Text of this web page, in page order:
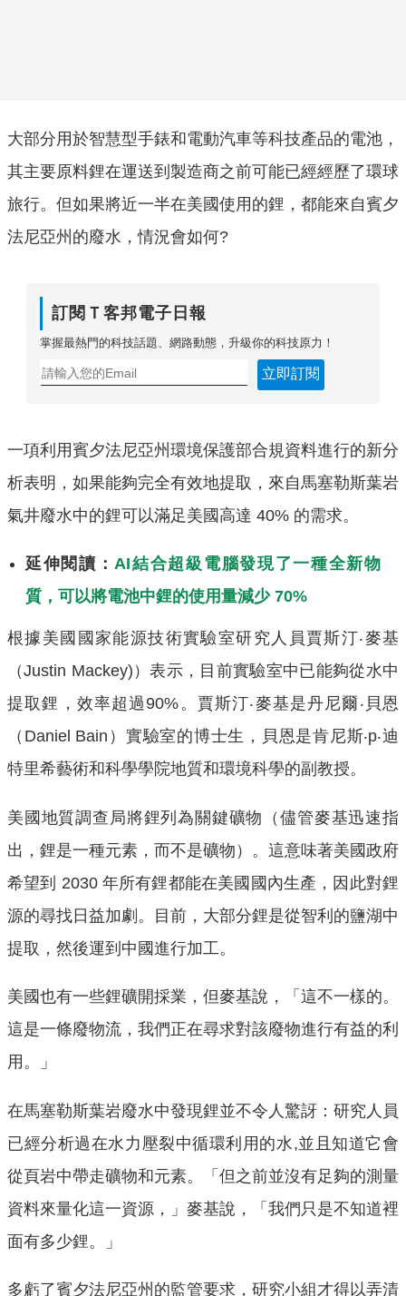
大部分用於智慧型手錶和電動汽車等科技產品的電池，
其主要原料鋰在運送到製造商之前可能已經經歷了環球
旅行。但如果將近一半在美國使用的鋰，都能來自賓夕
法尼亞州的廢水，情況會如何?
訂閱Ｔ客邦電子日報
掌握最熱門的科技話題、網路動態，升級你的科技原力！
立即訂閱
一項利用賓夕法尼亞州環境保護部合規資料進行的新分
析表明，如果能夠完全有效地提取，來自馬塞勒斯葉岩
氣井廢水中的鋰可以滿足美國高達 40% 的需求。
延伸閱讀：AI結合超級電腦發現了一種全新物
質，可以將電池中鋰的使用量減少 70%
根據美國國家能源技術實驗室研究人員賈斯汀‧麥基
（Justin Mackey)）表示，目前實驗室中已能夠從水中
提取鋰，效率超過90%。賈斯汀‧麥基是丹尼爾‧貝恩
（Daniel Bain）實驗室的博士生，貝恩是肯尼斯‧p‧迪
特里希藝術和科學學院地質和環境科學的副教授。
美國地質調查局將鋰列為關鍵礦物（儘管麥基迅速指
出，鋰是一種元素，而不是礦物）。這意味著美國政府
希望到 2030 年所有鋰都能在美國國內生產，因此對鋰
源的尋找日益加劇。目前，大部分鋰是從智利的鹽湖中
提取，然後運到中國進行加工。
美國也有一些鋰礦開採業，但麥基說，「這不一樣的。
這是一條廢物流，我們正在尋求對該廢物進行有益的利
用。」
在馬塞勒斯葉岩廢水中發現鋰並不令人驚訝：研究人員
已經分析過在水力壓裂中循環利用的水,並且知道它會
從頁岩中帶走礦物和元素。「但之前並沒有足夠的測量
資料來量化這一資源，」麥基說，「我們只是不知道裡
面有多少鋰。」
多虧了賓夕法尼亞州的監管要求，研究小組才得以弄清